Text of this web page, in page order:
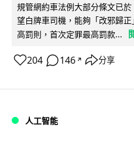
規管網約車法例大部分條文已
望白牌車司機，能夠「改邪歸
高罰則，首次定罪最高罰款...
204 146 ↗ 分享
人工智能